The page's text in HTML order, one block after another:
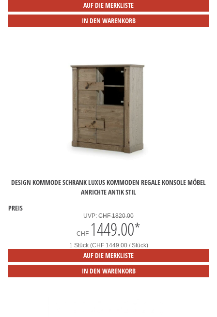
AUF DIE MERKLISTE
IN DEN WARENKORB
DESIGN KOMMODE SCHRANK LUXUS KOMMODEN REGALE KONSOLE MÖBEL
ANRICHTE ANTIK STIL
PREIS
UVP: CHF 1820.00
CHF 1449.00*
1 Stück (CHF 1449.00 / Stück)
AUF DIE MERKLISTE
IN DEN WARENKORB